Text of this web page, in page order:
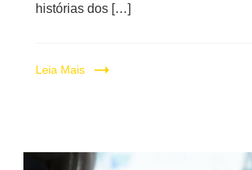
histórias dos […]
Leia Mais